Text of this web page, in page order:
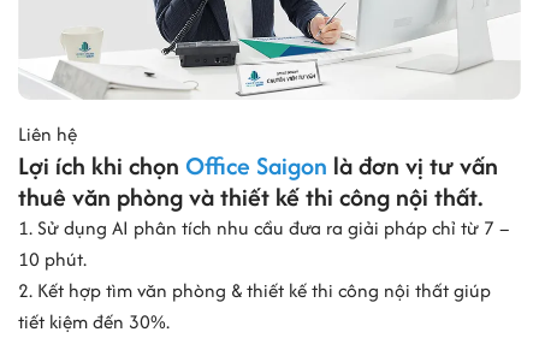
Liên hệ
Lợi ích khi chọn Office Saigon là đơn vị tư vấn
thuê văn phòng và thiết kế thi công nội thất.
1. Sử dụng AI phân tích nhu cầu đưa ra giải pháp chỉ từ 7 –
10 phút.
2. Kết hợp tìm văn phòng & thiết kế thi công nội thất giúp
tiết kiệm đến 30%.